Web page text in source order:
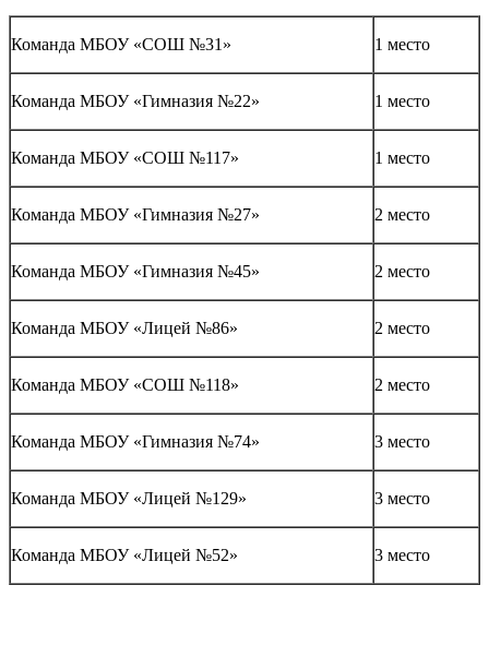
Команда МБОУ «СОШ №31» 1 место
Команда МБОУ «Гимназия №22» 1 место
Команда МБОУ «СОШ №117» 1 место
Команда МБОУ «Гимназия №27» 2 место
Команда МБОУ «Гимназия №45» 2 место
Команда МБОУ «Лицей №86» 2 место
Команда МБОУ «СОШ №118» 2 место
Команда МБОУ «Гимназия №74» 3 место
Команда МБОУ «Лицей №129» 3 место
Команда МБОУ «Лицей №52» 3 место